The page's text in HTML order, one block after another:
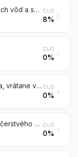
Vody, vrátane minerálnych vôd a sýtených vôd, obsahujúce pridaný cukor alebo ostatné sladidlá alebo ochutené, a ostatné nealkoholické nápoje, okrem štiav ovocných, z orechov alebo zeleninových štiav položky 2009 CLO
8%
CLO
0%
Víno z čerstvého hrozna, vrátane vína obohateného alkoholom; hroznový mušt iný ako položky 2009 CLO
0%
Vermút a ostatné vína z čerstvého hrozna ochutené bylinami alebo aromatickými látkami CLO
0%